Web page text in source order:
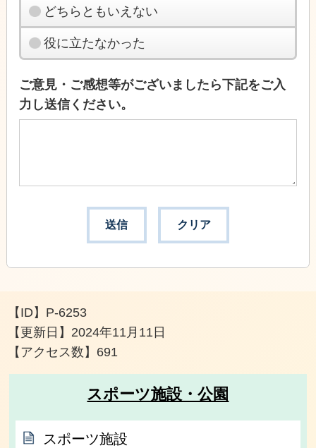
どちらともいえない
役に立たなかった
ご意見・ご感想等がございましたら下記をご入
力し送信ください。
【ID】 P-6253
【更新日】 2024年11月11日
【アクセス数】 691
スポーツ施設・公園
スポーツ施設